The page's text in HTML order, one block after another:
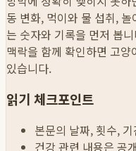
동 변화, 먹이와 물 섭취,
는 숫자와 기록을 먼저 봅
맥락을 함께 확인하면 고
있습니다.
읽기 체크포인트
본문의 날짜, 횟수,
건강 관련 내용은 공